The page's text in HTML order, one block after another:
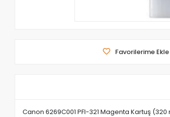
Favorilerime Ekle
Canon 6269C001 PFI-321 Magenta Kartuş